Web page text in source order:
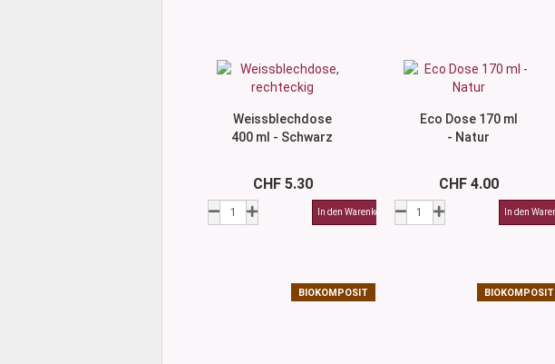
Weissblechdose
400 ml - Schwarz
CHF 5.30
Eco Dose 170 ml
- Natur
CHF 4.00
BIOKOMPOSIT BIOKOMPOSIT